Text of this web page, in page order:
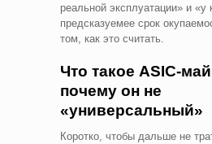
реальной эксплуатации» и «у
предсказуемее срок
том, как это считать.
Что такое ASIC-
почему он не
«универсальный»
Коротко, чтобы дальше не